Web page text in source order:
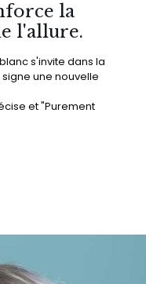
la
l'allure.
s'invite dans la
signe une nouvelle
et "Purement